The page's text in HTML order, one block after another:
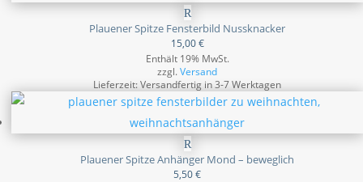
Plauener Spitze Fensterbild Nussknacker
15,00€
Enthält 19% MwSt.
zzgl.Versand
Lieferzeit: Versandfertig in 3-7 Werktagen
Plauener Spitze Anhänger Mond – beweglich
5,50€